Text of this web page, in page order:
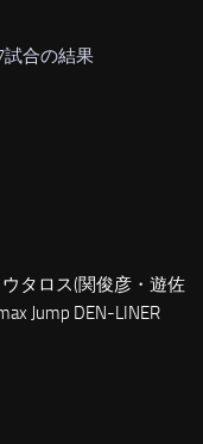
試合の結果
タロス(関俊彦・遊佐
Jump DEN-LINER